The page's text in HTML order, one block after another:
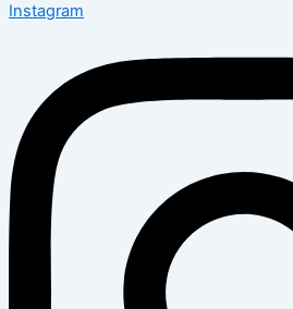
Instagram